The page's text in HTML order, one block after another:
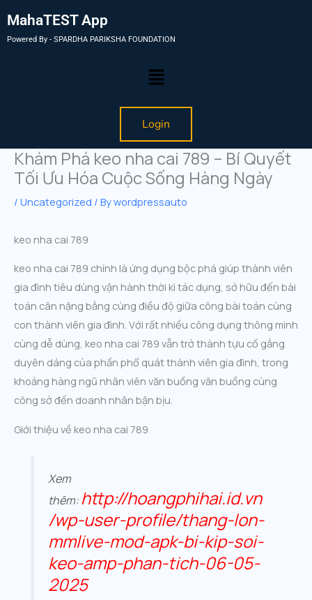
MahaTEST App
Powered By - SPARDHA PARIKSHA FOUNDATION
Menu
Login
Khám Phá keo nha cai 789 – Bí Quyết
Tối Ưu Hóa Cuộc Sống Hàng Ngày
/ Uncategorized / Bywordpressauto
keo nha cai 789
keo nha cai 789 chính là ứng dụng bộc phá giúp thành viên
gia đình tiêu dùng vận hành thời kì tác dụng, sở hữu đến bài
toán cân nặng bằng cùng điều độ giữa công bài toán cùng
con thành viên gia đình. Với rất nhiều công dụng thông minh
cùng dễ dùng, keo nha cai 789 vẫn trở thành tựu cố gắng
duyên dáng của phần phổ quát thành viên gia đình, trong
khoảng hàng ngũ nhân viên văn buồng văn buồng cùng
công sở đến doanh nhân bận bịu.
Giới thiệu về keo nha cai 789
Xem
thêm:http://hoangphihai.id.vn
/wp-user-profile/thang-lon-
mmlive-mod-apk-bi-kip-soi-
keo-amp-phan-tich-06-05-
2025